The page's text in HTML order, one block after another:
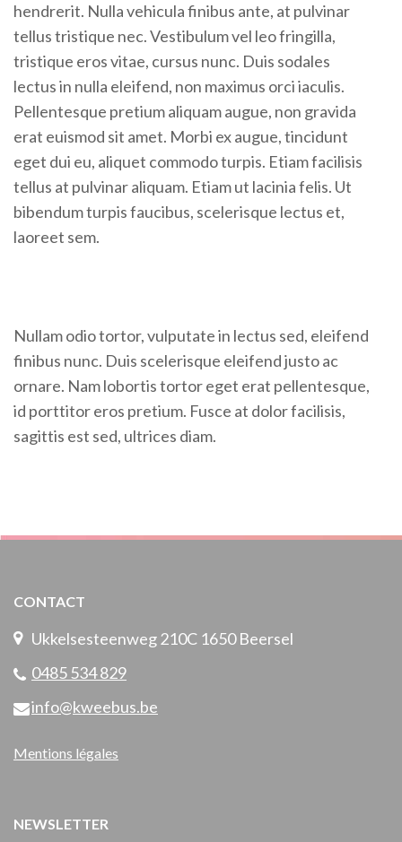
hendrerit. Nulla vehicula finibus ante, at pulvinar
tellus tristique nec. Vestibulum vel leo fringilla,
tristique eros vitae, cursus nunc. Duis sodales
lectus in nulla eleifend, non maximus orci iaculis.
Pellentesque pretium aliquam augue, non gravida
erat euismod sit amet. Morbi ex augue, tincidunt
eget dui eu, aliquet commodo turpis. Etiam facilisis
tellus at pulvinar aliquam. Etiam ut lacinia felis. Ut
bibendum turpis faucibus, scelerisque lectus et,
laoreet sem.
Nullam odio tortor, vulputate in lectus sed, eleifend
finibus nunc. Duis scelerisque eleifend justo ac
ornare. Nam lobortis tortor eget erat pellentesque,
id porttitor eros pretium. Fusce at dolor facilisis,
sagittis est sed, ultrices diam.
CONTACT
Ukkelsesteenweg 210C 1650 Beersel
0485 534 829
info@kweebus.be
Mentions légales
NEWSLETTER